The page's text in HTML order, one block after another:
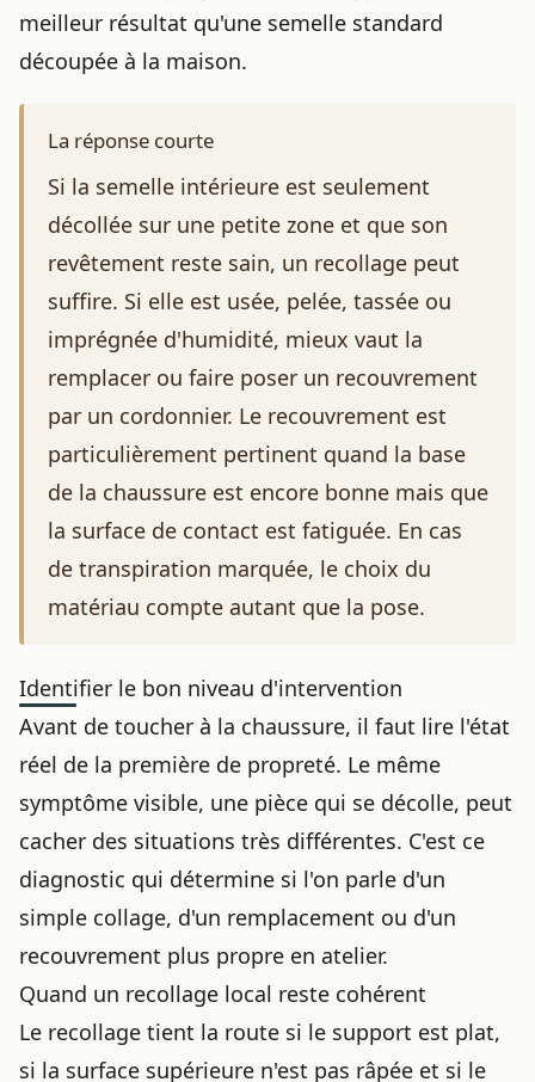
meilleur résultat qu'une semelle standard
découpée à la maison.
La réponse courte
Si la semelle intérieure est seulement
décollée sur une petite zone et que son
revêtement reste sain, un recollage peut
suffire. Si elle est usée, pelée, tassée ou
imprégnée d'humidité, mieux vaut la
remplacer ou faire poser un recouvrement
par un cordonnier. Le recouvrement est
particulièrement pertinent quand la base
de la chaussure est encore bonne mais que
la surface de contact est fatiguée. En cas
de transpiration marquée, le choix du
matériau compte autant que la pose.
Identifier le bon niveau d'intervention
Avant de toucher à la chaussure, il faut lire l'état
réel de la première de propreté. Le même
symptôme visible, une pièce qui se décolle, peut
cacher des situations très différentes. C'est ce
diagnostic qui détermine si l'on parle d'un
simple collage, d'un remplacement ou d'un
recouvrement plus propre en atelier.
Quand un recollage local reste cohérent
Le recollage tient la route si le support est plat,
si la surface supérieure n'est pas râpée et si le